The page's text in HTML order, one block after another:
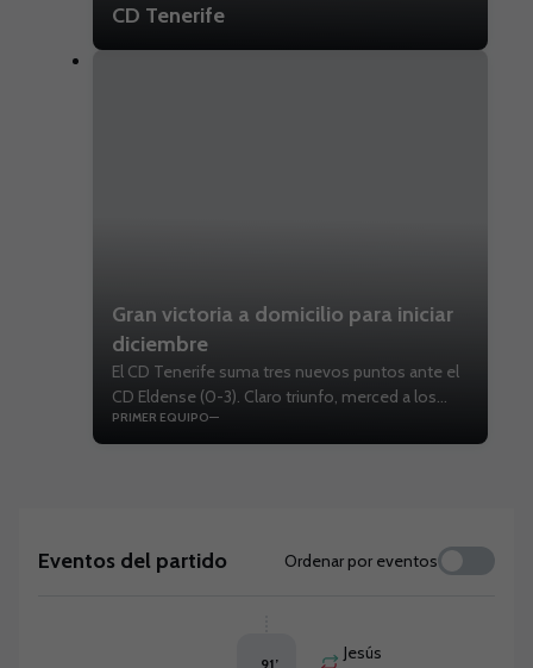
CD Tenerife
Gran victoria a domicilio para iniciar
diciembre
El CD Tenerife suma tres nuevos puntos ante el
CD Eldense (0-3). Claro triunfo, merced a los
tantos de Ángel, Roberto López y Teto.
PRIMER EQUIPO
Eventos del partido Ordenar por eventos
Jesús
91’